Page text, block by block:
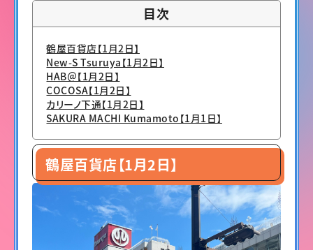
目次
鶴屋百貨店【1月2日】
New-S Tsuruya【1月2日】
HAB＠【1月2日】
COCOSA【1月2日】
カリーノ下通【1月2日】
SAKURA MACHI Kumamoto【1月1日】
鶴屋百貨店【1月2日】